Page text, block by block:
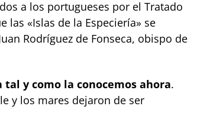
a los portugueses por el Tratado
las «Islas de la Especiería» se
Rodríguez de Fonseca, obispo de
y como la conocemos ahora.
y los mares dejaron de ser